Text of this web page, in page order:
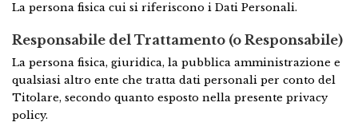
La persona fisica cui si riferiscono i Dati Personali.
Responsabile del Trattamento (o Responsabile)
La persona fisica, giuridica, la pubblica amministrazione e
qualsiasi altro ente che tratta dati personali per conto del
Titolare, secondo quanto esposto nella presente privacy
policy.